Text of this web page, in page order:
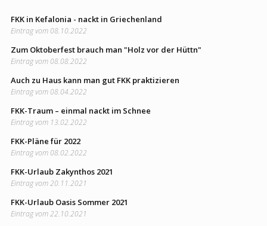
FKK in Kefalonia - nackt in Griechenland
Eintrag vom 08.10.2022
Zum Oktoberfest brauch man "Holz vor der Hüttn"
Eintrag vom 08.08.2022
Auch zu Haus kann man gut FKK praktizieren
Eintrag vom 08.04.2022
FKK-Traum – einmal nackt im Schnee
Eintrag vom 13.02.2022
FKK-Pläne für 2022
Eintrag vom 08.02.2022
FKK-Urlaub Zakynthos 2021
Eintrag vom 20.11.2021
FKK-Urlaub Oasis Sommer 2021
Eintrag vom 22.10.2021